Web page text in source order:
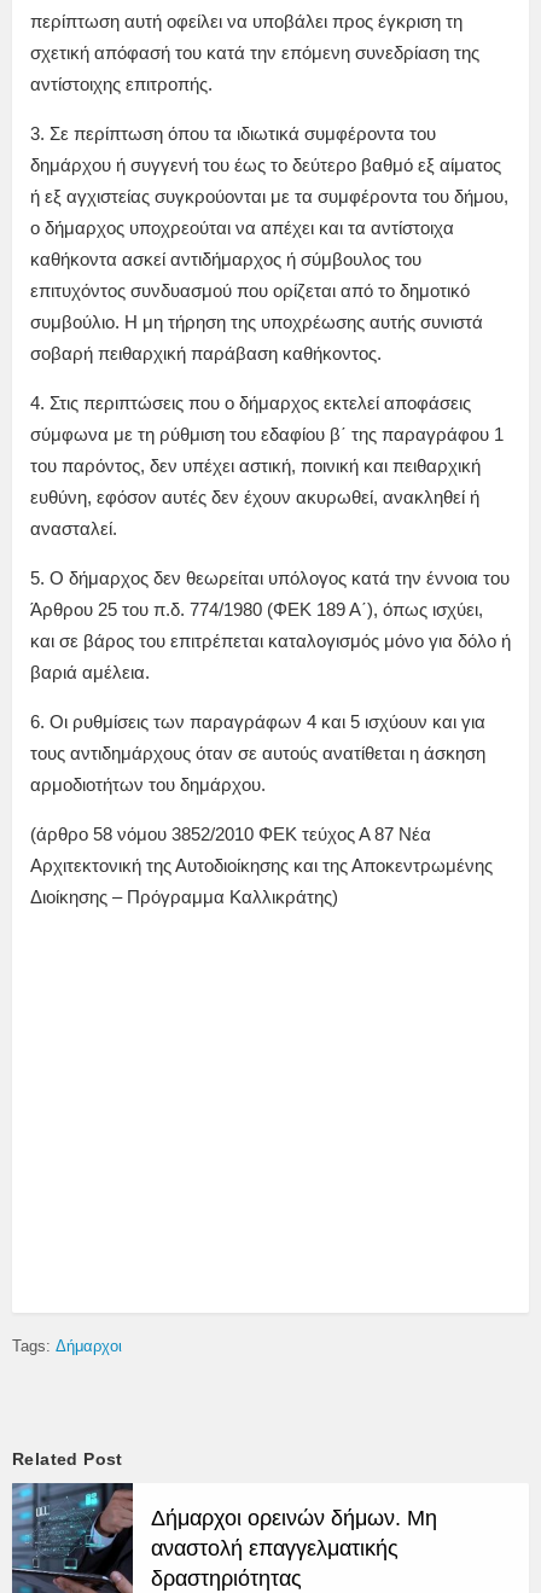
περίπτωση αυτή οφείλει να υποβάλει προς έγκριση τη
σχετική απόφασή του κατά την επόμενη συνεδρίαση της
αντίστοιχης επιτροπής.
3. Σε περίπτωση όπου τα ιδιωτικά συμφέροντα του
δημάρχου ή συγγενή του έως το δεύτερο βαθμό εξ αίματος
ή εξ αγχιστείας συγκρούονται με τα συμφέροντα του δήμου,
ο δήμαρχος υποχρεούται να απέχει και τα αντίστοιχα
καθήκοντα ασκεί αντιδήμαρχος ή σύμβουλος του
επιτυχόντος συνδυασμού που ορίζεται από το δημοτικό
συμβούλιο. Η μη τήρηση της υποχρέωσης αυτής συνιστά
σοβαρή πειθαρχική παράβαση καθήκοντος.
4. Στις περιπτώσεις που ο δήμαρχος εκτελεί αποφάσεις
σύμφωνα με τη ρύθμιση του εδαφίου β΄ της παραγράφου 1
του παρόντος, δεν υπέχει αστική, ποινική και πειθαρχική
ευθύνη, εφόσον αυτές δεν έχουν ακυρωθεί, ανακληθεί ή
ανασταλεί.
5. Ο δήμαρχος δεν θεωρείται υπόλογος κατά την έννοια του
Άρθρου 25 του π.δ. 774/1980 (ΦΕΚ 189 Α΄), όπως ισχύει,
και σε βάρος του επιτρέπεται καταλογισμός μόνο για δόλο ή
βαριά αμέλεια.
6. Οι ρυθμίσεις των παραγράφων 4 και 5 ισχύουν και για
τους αντιδημάρχους όταν σε αυτούς ανατίθεται η άσκηση
αρμοδιοτήτων του δημάρχου.
(άρθρο 58 νόμου 3852/2010 ΦΕΚ τεύχος Α 87 Νέα
Αρχιτεκτονική της Αυτοδιοίκησης και της Αποκεντρωμένης
Διοίκησης – Πρόγραμμα Καλλικράτης)
Tags: Δήμαρχοι
Related Post
Δήμαρχοι ορεινών δήμων. Μη
αναστολή επαγγελματικής
δραστηριότητας